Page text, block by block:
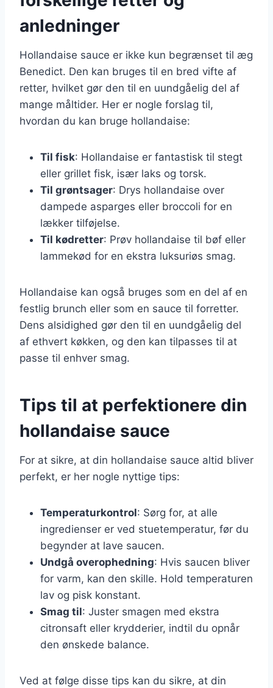
anledninger
Hollandaise sauce er ikke kun begrænset til æg
Benedict. Den kan bruges til en bred vifte af
retter, hvilket gør den til en uundgåelig del af
mange måltider. Her er nogle forslag til,
hvordan du kan bruge hollandaise:
Til fisk: Hollandaise er fantastisk til stegt
eller grillet fisk, især laks og torsk.
Til grøntsager: Drys hollandaise over
dampede asparges eller broccoli for en
lækker tilføjelse.
Til kødretter: Prøv hollandaise til bøf eller
lammekød for en ekstra luksuriøs smag.
Hollandaise kan også bruges som en del af en
festlig brunch eller som en sauce til forretter.
Dens alsidighed gør den til en uundgåelig del
af ethvert køkken, og den kan tilpasses til at
passe til enhver smag.
Tips til at perfektionere din
hollandaise sauce
For at sikre, at din hollandaise sauce altid bliver
perfekt, er her nogle nyttige tips:
Temperaturkontrol: Sørg for, at alle
ingredienser er ved stuetemperatur, før du
begynder at lave saucen.
Undgå overophedning: Hvis saucen bliver
for varm, kan den skille. Hold temperaturen
lav og pisk konstant.
Smag til: Juster smagen med ekstra
citronsaft eller krydderier, indtil du opnår
den ønskede balance.
Ved at følge disse tips kan du sikre, at din